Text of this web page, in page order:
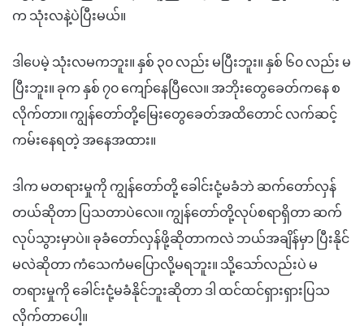
က သုံးလနဲ့ပဲပြီးမယ်။
ဒါပေမဲ့ သုံးလမကဘူး။ နှစ် ၃၀ လည်း မပြီးဘူး။ နှစ် ၆၀ လည်း မ
ပြီးဘူး။ ခုက နှစ် ၇၀ ကျော်နေပြီလေ။ အဘိုးတွေခေတ်ကနေ စ
လိုက်တာ။ ကျွန်တော်တို့မြေးတွေခေတ်အထိတောင် လက်ဆင့်
ကမ်းနေရတဲ့ အနေအထား။
ဒါက မတရားမှုကို ကျွန်တော်တို့ ခေါင်းငုံ့မခံဘဲ ဆက်တော်လှန်
တယ်ဆိုတာ ပြသတာပဲလေ။ ကျွန်တော်တို့လုပ်စရာရှိတာ ဆက်
လုပ်သွားမှာပဲ။ ခုခံတော်လှန်ဖို့ဆိုတာကလဲ ဘယ်အချိန်မှာ ပြီးနိုင်
မလဲဆိုတာ ကံသေကံမပြောလို့မရဘူး။ သို့သော်လည်းပဲ မ
တရားမှုကို ခေါင်းငုံ့မခံနိုင်ဘူးဆိုတာ ဒါ ထင်ထင်ရှားရှားပြသ
လိုက်တာပေါ့။